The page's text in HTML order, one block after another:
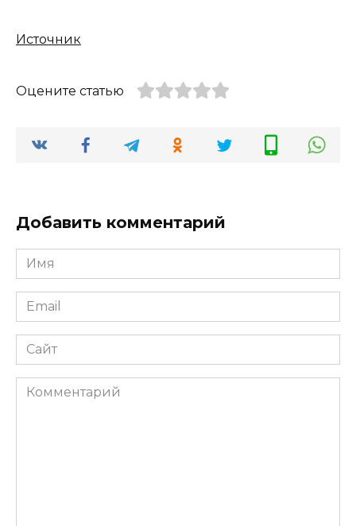
Источник
Оцените статью
Добавить комментарий
Имя
*
Email
*
Сайт
Комментарий